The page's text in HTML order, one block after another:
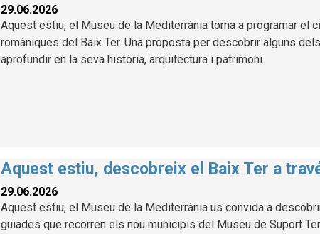
29.06.2026
Aquest estiu, el Museu de la Mediterrània torna a programar
romàniques del Baix Ter. Una proposta per descobrir alguns
aprofundir en la seva història, arquitectura i patrimoni.
Aquest estiu, descobreix el Baix Ter a
29.06.2026
Aquest estiu, el Museu de la Mediterrània us convida a
guiades que recorren els nou municipis del Museu de Suport